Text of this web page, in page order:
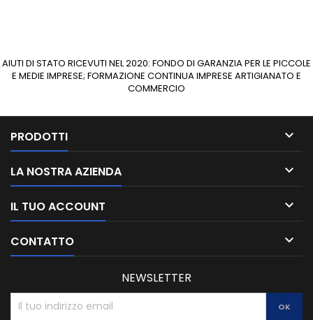
AIUTI DI STATO RICEVUTI NEL 2020: FONDO DI GARANZIA PER LE PICCOLE
E MEDIE IMPRESE; FORMAZIONE CONTINUA IMPRESE ARTIGIANATO E
COMMERCIO
PRODOTTI 
LA NOSTRA AZIENDA 
IL TUO ACCOUNT 
CONTATTO 
NEWSLETTER